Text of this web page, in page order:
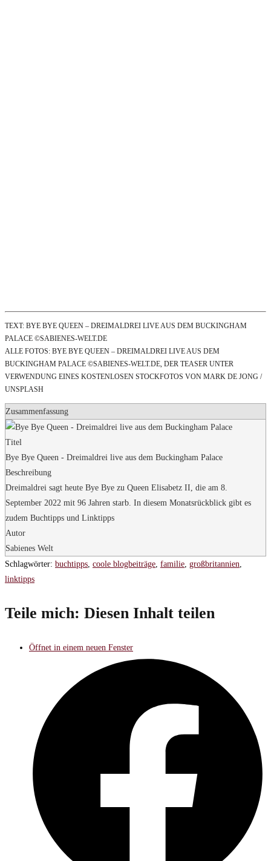
TEXT: BYE BYE QUEEN – DREIMALDREI LIVE AUS DEM BUCKINGHAM
PALACE ©SABIENES-WELT.DE
ALLE FOTOS: BYE BYE QUEEN – DREIMALDREI LIVE AUS DEM
BUCKINGHAM PALACE ©SABIENES-WELT.DE, DER TEASER UNTER
VERWENDUNG EINES KOSTENLOSEN STOCKFOTOS VON MARK DE JONG /
UNSPLASH
Zusammenfassung
Titel
Bye Bye Queen - Dreimaldrei live aus dem Buckingham Palace
Beschreibung
Dreimaldrei sagt heute Bye Bye zu Queen Elisabetz II, die am 8.
September 2022 mit 96 Jahren starb. In diesem Monatsrückblick gibt es
zudem Buchtipps und Linktipps
Autor
Sabienes Welt
Schlagwörter: buchtipps coole blogbeiträge familie großbritannien
linktipps
Teile mich: Diesen Inhalt teilen
Öffnet in einem neuen Fenster